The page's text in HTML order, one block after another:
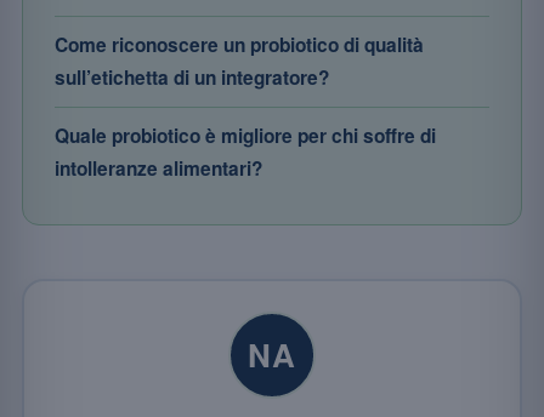
Come riconoscere un probiotico di qualità
sull’etichetta di un integratore?
Quale probiotico è migliore per chi soffre di
intolleranze alimentari?
NA